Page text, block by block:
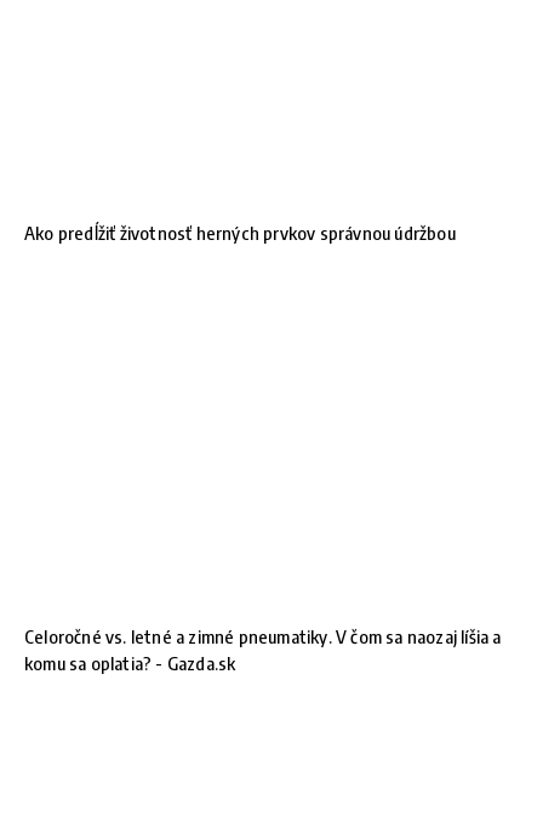
Ako predĺžiť životnosť herných prvkov správnou údržbou
Celoročné vs. letné a zimné pneumatiky. V čom sa naozaj líšia a
komu sa oplatia? - Gazda.sk